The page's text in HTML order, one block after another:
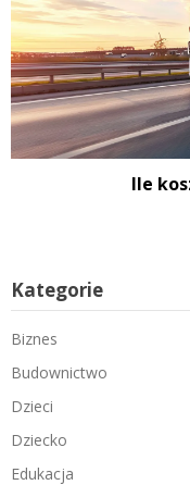
Ile
Kategorie
Biznes
Budownictwo
Dzieci
Dziecko
Edukacja